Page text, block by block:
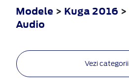
Modele > Kuga 2016 >
Audio
Vezi categorii